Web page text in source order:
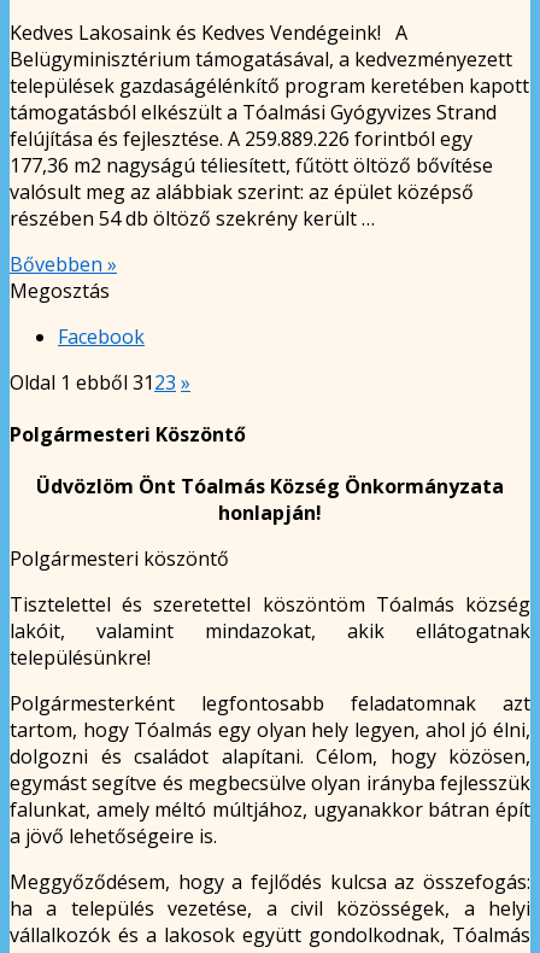
Kedves Lakosaink és Kedves Vendégeink! A
Belügyminisztérium támogatásával, a kedvezményezett
települések gazdaságélénkítő program keretében kapott
támogatásból elkészült a Tóalmási Gyógyvizes Strand
felújítása és fejlesztése. A 259.889.226 forintból egy
177,36 m2 nagyságú téliesített, fűtött öltöző bővítése
valósult meg az alábbiak szerint: az épület középső
részében 54 db öltöző szekrény került …
Bővebben »
Megosztás
Facebook
Oldal 1 ebből 3123 »
Polgármesteri Köszöntő
Üdvözlöm Önt Tóalmás Község Önkormányzata
honlapján!
Polgármesteri köszöntő
Tisztelettel és szeretettel köszöntöm Tóalmás község
lakóit, valamint mindazokat, akik ellátogatnak
településünkre!
Polgármesterként legfontosabb feladatomnak azt
tartom, hogy Tóalmás egy olyan hely legyen, ahol jó élni,
dolgozni és családot alapítani. Célom, hogy közösen,
egymást segítve és megbecsülve olyan irányba fejlesszük
falunkat, amely méltó múltjához, ugyanakkor bátran épít
a jövő lehetőségeire is.
Meggyőződésem, hogy a fejlődés kulcsa az összefogás:
ha a település vezetése, a civil közösségek, a helyi
vállalkozók és a lakosok együtt gondolkodnak, Tóalmás